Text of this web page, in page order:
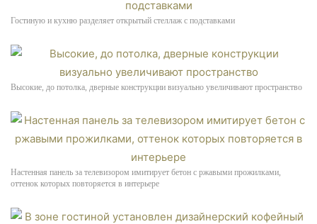
Гостиную и кухню разделяет открытый стеллаж с подставками
Высокие, до потолка, дверные конструкции визуально увеличивают пространство
Настенная панель за телевизором имитирует бетон с ржавыми прожилками,
оттенок которых повторяется в интерьере